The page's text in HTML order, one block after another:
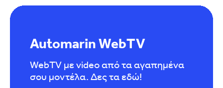
Automarin WebTV
WebTV με video από τα αγαπημένα
σου μοντέλα. Δες τα εδώ!